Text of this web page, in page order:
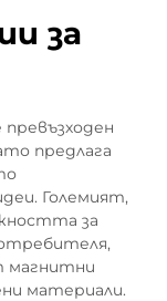
за
предлага
Големият,
за
магнитни
материали.